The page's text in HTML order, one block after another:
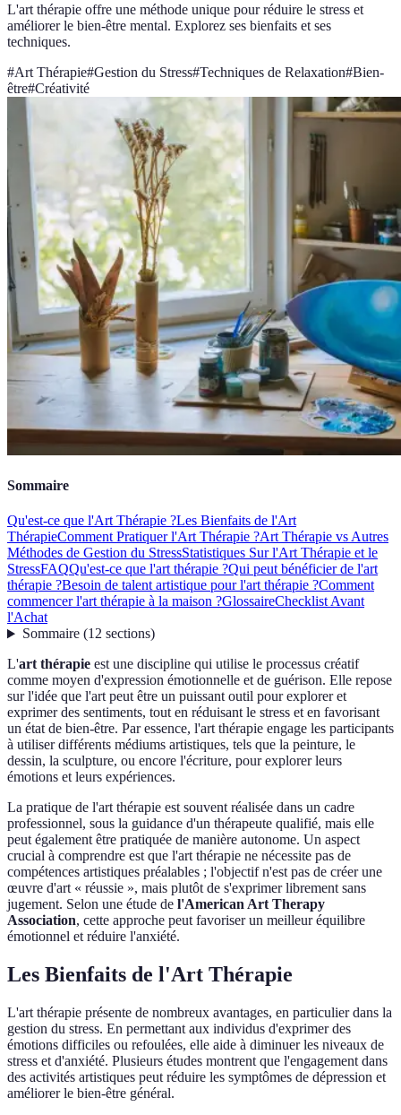
L'art thérapie offre une méthode unique pour réduire le stress et
améliorer le bien-être mental. Explorez ses bienfaits et ses
techniques.
#Art Thérapie#Gestion du Stress#Techniques de Relaxation#Bien-
être#Créativité
Sommaire
Qu'est-ce que l'Art Thérapie ?Les Bienfaits de l'Art
ThérapieComment Pratiquer l'Art Thérapie ?Art Thérapie vs Autres
Méthodes de Gestion du StressStatistiques Sur l'Art Thérapie et le
StressFAQQu'est-ce que l'art thérapie ?Qui peut bénéficier de l'art
thérapie ?Besoin de talent artistique pour l'art thérapie ?Comment
commencer l'art thérapie à la maison ?GlossaireChecklist Avant
l'Achat
Sommaire(12 sections)
L'art thérapie est une discipline qui utilise le processus créatif
comme moyen d'expression émotionnelle et de guérison. Elle repose
sur l'idée que l'art peut être un puissant outil pour explorer et
exprimer des sentiments, tout en réduisant le stress et en favorisant
un état de bien-être. Par essence, l'art thérapie engage les participants
à utiliser différents médiums artistiques, tels que la peinture, le
dessin, la sculpture, ou encore l'écriture, pour explorer leurs
émotions et leurs expériences.
La pratique de l'art thérapie est souvent réalisée dans un cadre
professionnel, sous la guidance d'un thérapeute qualifié, mais elle
peut également être pratiquée de manière autonome. Un aspect
crucial à comprendre est que l'art thérapie ne nécessite pas de
compétences artistiques préalables ; l'objectif n'est pas de créer une
œuvre d'art « réussie », mais plutôt de s'exprimer librement sans
jugement. Selon une étude de l'American Art Therapy
Association, cette approche peut favoriser un meilleur équilibre
émotionnel et réduire l'anxiété.
Les Bienfaits de l'Art Thérapie
L'art thérapie présente de nombreux avantages, en particulier dans la
gestion du stress. En permettant aux individus d'exprimer des
émotions difficiles ou refoulées, elle aide à diminuer les niveaux de
stress et d'anxiété. Plusieurs études montrent que l'engagement dans
des activités artistiques peut réduire les symptômes de dépression et
améliorer le bien-être général.